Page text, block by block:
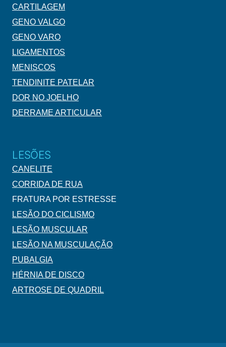
CARTILAGEM
GENO VALGO
GENO VARO
LIGAMENTOS
MENISCOS
TENDINITE PATELAR
DOR NO JOELHO
DERRAME ARTICULAR
LESÕES
CANELITE
CORRIDA DE RUA
FRATURA POR ESTRESSE
LESÃO DO CICLISMO
LESÃO MUSCULAR
LESÃO NA MUSCULAÇÃO
PUBALGIA
HÉRNIA DE DISCO
ARTROSE DE QUADRIL